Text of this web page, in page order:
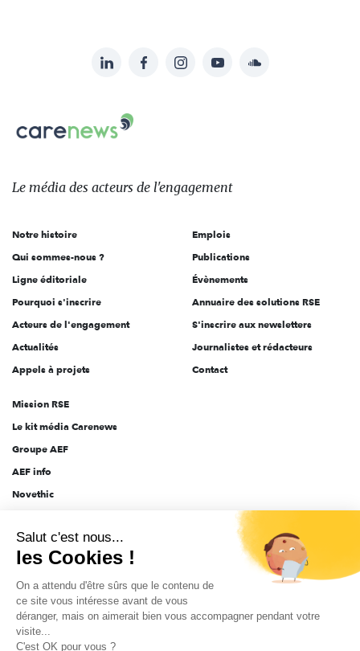
sur:
LinkedInFacebookInstagramYouTubeSoundcloud
Carenews,
Le
des
l'engagement
Le média des acteurs de l'engagement
Notre histoire
Qui sommes-nous ?
Ligne éditoriale
Pourquoi s'inscrire
Acteurs de l'engagement
Actualités
Appels à projets
Emplois
Publications
Évènements
Annuaire des solutions RSE
S'inscrire aux newsletters
Journalistes et rédacteurs
Contact
Mission RSE
Le kit média Carenews
Groupe AEF
AEF info
Novethic
Inclusiv Day
CGV Données personnelles Mentions légales
Salut c'est nous...
les Cookies !
On a attendu d'être sûrs que le contenu de
ce site vous intéresse avant de vous
déranger, mais on aimerait bien vous accompagner pendant votre
visite...
C'est OK pour vous ?